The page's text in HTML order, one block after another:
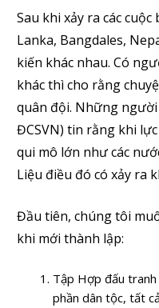
Sau khi xảy ra các
Lanka, Bangdales,
kiến khác nhau. Có
khác thì cho rằng
quân đội. Những
ĐCSVN) tin rằng khi
qui mô lớn như các
Liệu điều đó có xảy ra
Đầu tiên, chúng tôi
khi mới thành lập:
Tập Hợp đấu
phần dân tộc, tất